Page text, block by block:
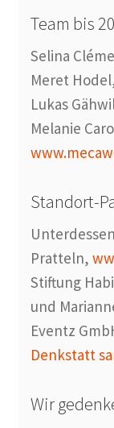
Team bis
Selina
Meret
Lukas
Melanie
Standort-
Pratteln,
Stiftung
und
Eventz
Denkstatt
Wir